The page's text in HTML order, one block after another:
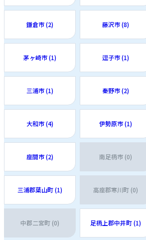
鎌倉市 (2) 藤沢市 (8)
茅ヶ崎市 (1) 逗子市 (1)
三浦市 (1) 秦野市 (2)
大和市 (4) 伊勢原市 (1)
座間市 (2) 南足柄市 (0)
三浦郡葉山町 (1) 高座郡寒川町 (0)
中郡二宮町 (0) 足柄上郡中井町 (1)